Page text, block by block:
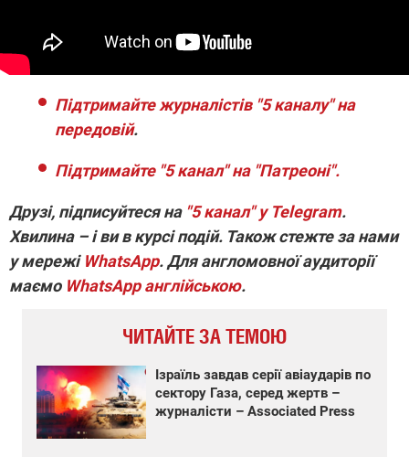
Підтримайте журналістів "5 каналу" на
передовій.
Підтримайте "5 канал" на "Патреоні".
Друзі, підписуйтеся на "5 канал" у Telegram.
Хвилина – і ви в курсі подій. Також стежте за нами
у мережі WhatsApp. Для англомовної аудиторії
маємо WhatsApp англійською.
ЧИТАЙТЕ ЗА ТЕМОЮ
Ізраїль завдав серії авіаударів по
сектору Газа, серед жертв –
журналісти – Associated Press